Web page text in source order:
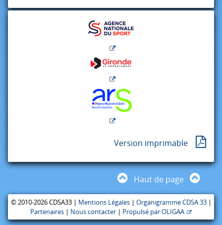
Version imprimable
Haut de page
© 2010-2026 CDSA33 | Mentions Légales| Organigramme CDSA 33|
Partenaires | Nous contacter | Propulsé par OLIGAA